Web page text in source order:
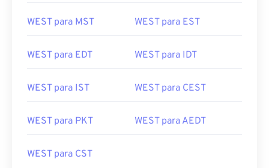
WEST para MST WEST para EST
WEST para EDT WEST para IDT
WEST para IST WEST para CEST
WEST para PKT WEST para AEDT
WEST para CST